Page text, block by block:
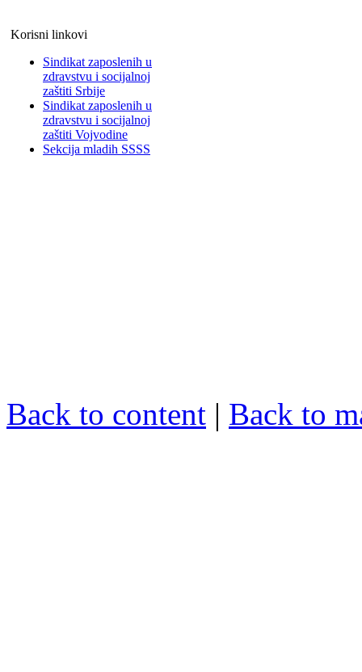
Korisni linkovi
Sindikat zaposlenih u
zdravstvu i socijalnoj
zaštiti Srbije
Sindikat zaposlenih u
zdravstvu i socijalnoj
zaštiti Vojvodine
Sekcija mladih SSSS
Back to content | Back to